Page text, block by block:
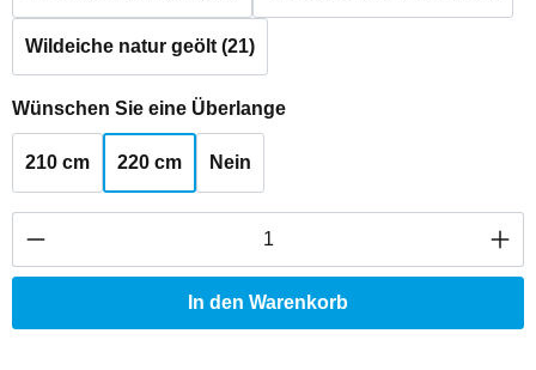
Wildeiche natur geölt (21)
Wünschen Sie eine Überlangeauswählen
210 cm 220 cm Nein
Produkt Anzahl: Gib den gewünschten
In den Warenkorb